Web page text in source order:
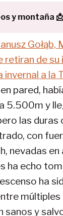
y montaña
Gołąb,
retiran de
invernal a la
pared,
5.500m y
las duras
con
nevadas en
ha echo
ha
múltiples
sanos y